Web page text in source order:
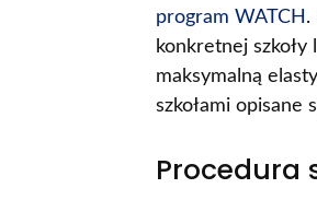
program WATCH .
konkretnej
maksymalną
szkołami opisane
Procedura